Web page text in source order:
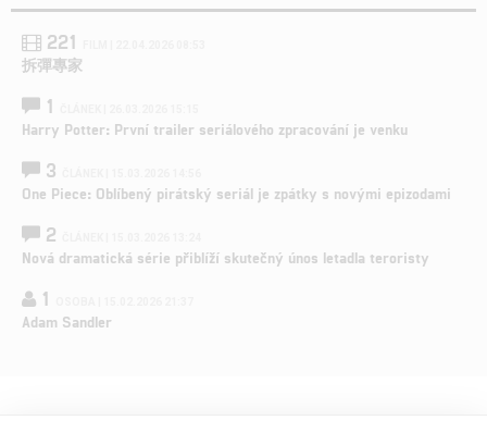
221
拆彈專家
1
Harry Potter: První trailer seriálového zpracování je venku
3
One Piece: Oblíbený pirátský seriál je zpátky s novými epizodami
2
Nová dramatická série přiblíží skutečný únos letadla teroristy
1
Adam Sandler